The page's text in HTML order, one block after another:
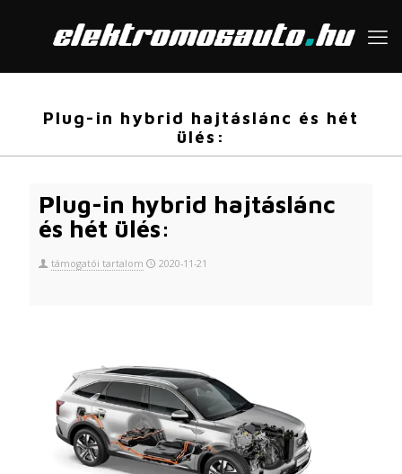
Plug-in hybrid hajtáslánc és hét
ülés:
Plug-in hybrid hajtáslánc
és hét ülés:
támogatói tartalom 2020-11-21